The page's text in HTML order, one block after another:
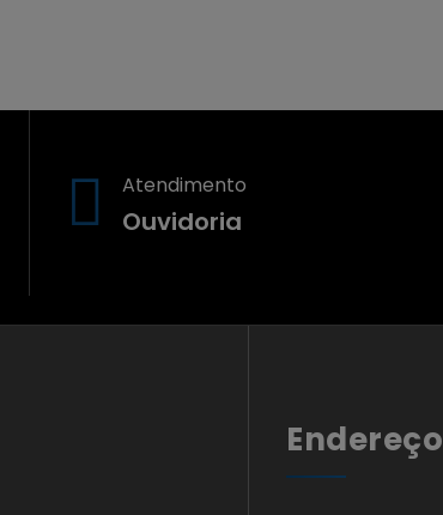
Atendimento
Ouvidoria
Endereço